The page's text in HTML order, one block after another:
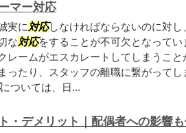
マー対応
実に 対応しなければならないのに対し
な対応をすることが不可欠となってい
レームがエスカレートしてしまうこと
ったり、スタッフの離職に繋がってし
については、日...
・デメリット｜配偶者への影響